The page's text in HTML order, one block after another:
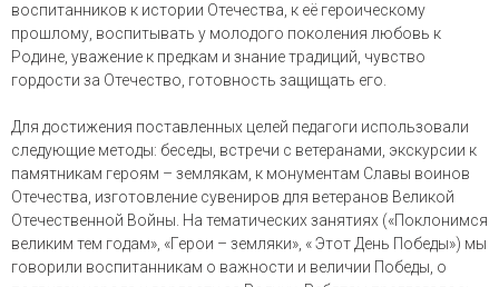
воспитанников к истории Отечества, к её героическому
прошлому, воспитывать у молодого поколения любовь к
Родине, уважение к предкам и знание традиций, чувство
гордости за Отечество, готовность защищать его.
Для достижения поставленных целей педагоги использовали
следующие методы: беседы, встречи с ветеранами, экскурсии к
памятникам героям – землякам, к монументам Славы воинов
Отечества, изготовление сувениров для ветеранов Великой
Отечественной Войны. На тематических занятиях («Поклонимся
великим тем годам», «Герои – земляки», « Этот День Победы») мы
говорили воспитанникам о важности и величии Победы, о